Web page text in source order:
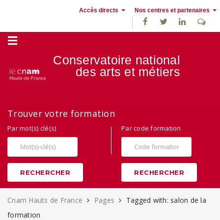
Accès directs Nos centres et partenaires
France
Conservatoire national
des arts et métiers
Trouver votre formation
Par mot(s) clé(s)
RECHERCHER
Par code formation
RECHERCHER
Cnam Hauts de France Pages
Tagged with: salon de la
formation